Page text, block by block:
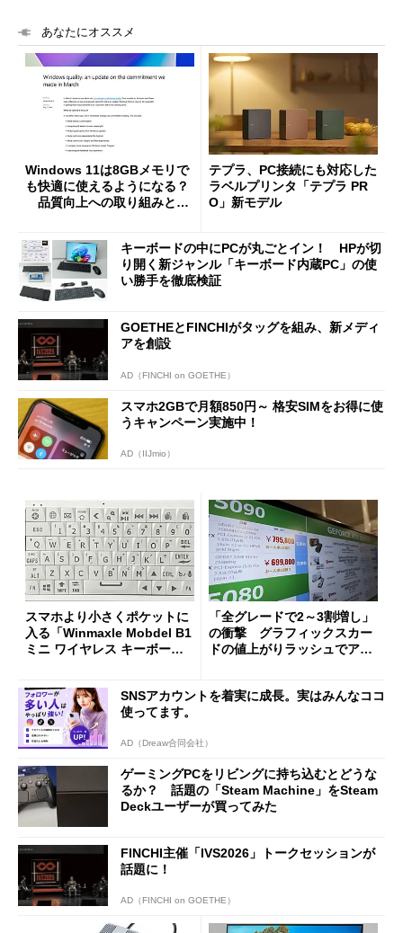
あなたにオススメ
Windows 11は8GBメモリで
も快適に使えるようになる？
品質向上への取り組みと
テプラ、PC接続にも対応した
ラベルプリンタ「テプラ PR
O」新モデル
キーボードの中にPCが丸ごとイン！ HPが切
り開く新ジャンル「キーボード内蔵PC」の使
い勝手を徹底検証
GOETHEとFINCHIがタッグを組み、新メディ
アを創設
AD（FINCHI on GOETHE）
スマホ2GBで月額850円～ 格安SIMをお得に使
うキャンペーン実施中！
AD（IIJmio）
スマホより小さくポケットに
入る「Winmaxle Mobdel B1
ミニ ワイヤレス キーボー
「全グレードで2～3割増し」
の衝撃 グラフィックスカー
ドの値上がりラッシュでアキ
SNSアカウントを着実に成長。実はみんなココ
使ってます。
AD（Dreaw合同会社）
ゲーミングPCをリビングに持ち込むとどうな
るか？ 話題の「Steam Machine」をSteam
Deckユーザーが買ってみた
FINCHI主催「IVS2026」トークセッションが
話題に！
AD（FINCHI on GOETHE）